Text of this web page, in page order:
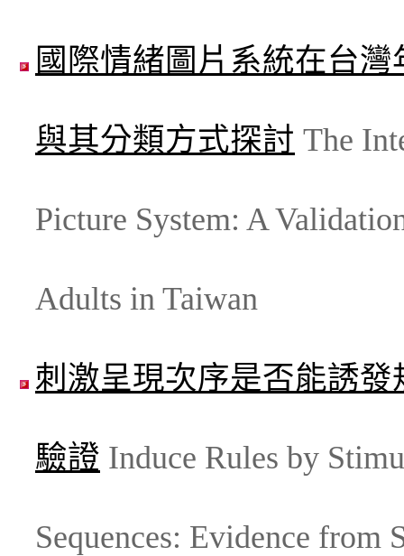
國際情緒圖片系統在台
與其分類方式探討 The
Picture System: A
Adults in Taiwan
刺激呈現次序是否能誘
驗證 Induce Rules by
Sequences: Evidence from